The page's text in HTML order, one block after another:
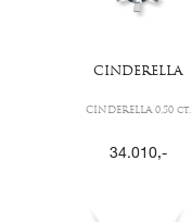
CINDERELLA
CINDERELLA 0,50 ct.
34.010,-